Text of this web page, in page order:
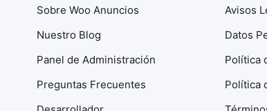
Sobre Woo Anuncios
Nuestro Blog
Panel de Administración
Preguntas Frecuentes
Avisos
Datos
Política
Política